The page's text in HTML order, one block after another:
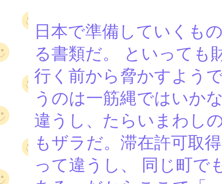
日本で準備していくも
る書類だ。 といっても
行く前から脅かすよう
うのは一筋縄ではいか
違うし、たらいまわし
もザラだ。滞在許可取
って違うし、 同じ町で